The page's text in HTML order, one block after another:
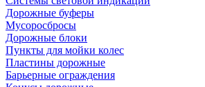
Дорожные буферы
Мусоросбросы
Дорожные блоки
Пункты для мойки колес
Пластины дорожные
Барьерные ограждения